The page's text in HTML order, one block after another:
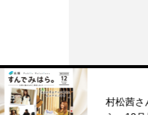
村松茜さん『広報みは